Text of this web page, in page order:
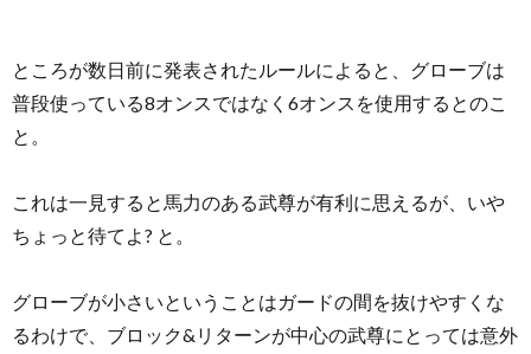
ところが数日前に発表されたルールによると、グローブは
普段使っている8オンスではなく6オンスを使用するとのこ
と。
これは一見すると馬力のある武尊が有利に思えるが、いや
ちょっと待てよ? と。
グローブが小さいということはガードの間を抜けやすくな
るわけで、ブロック&リターンが中心の武尊にとっては意外